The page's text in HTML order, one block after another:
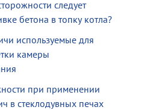
следует
бетона в топку котла?
используемые для
камеры
при применении
в стеклодувных печах